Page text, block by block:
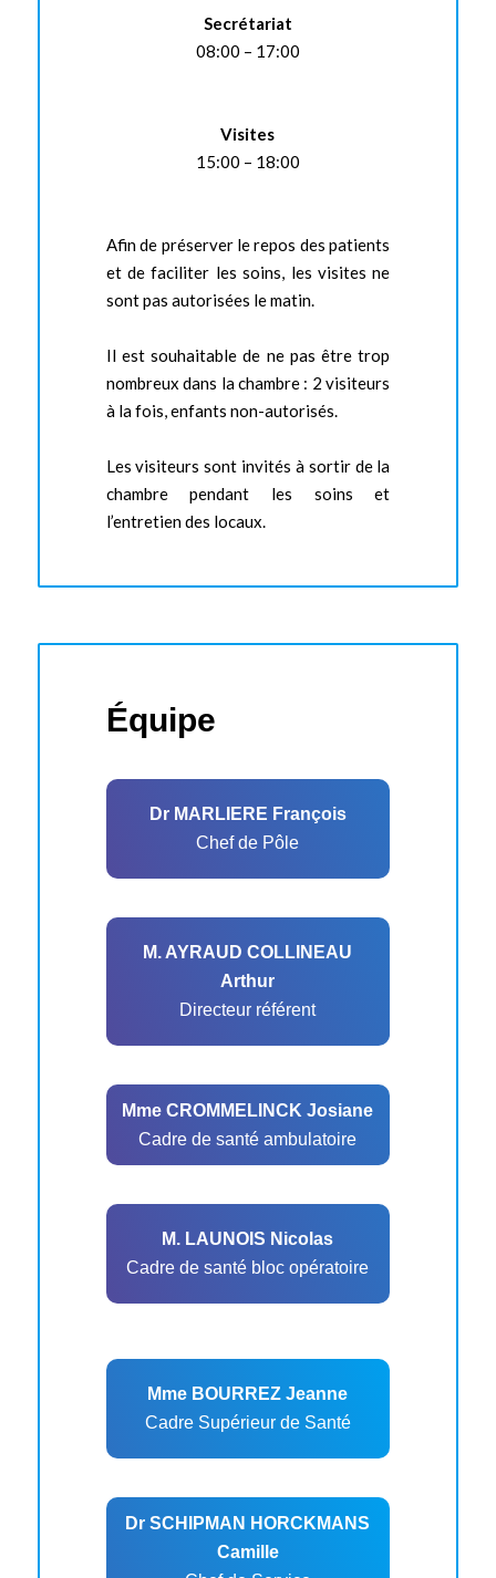
Secrétariat
08:00 – 17:00
Visites
15:00 – 18:00
Afin de préserver le repos des patients
et de faciliter les soins, les visites ne
sont pas autorisées le matin.
Il est souhaitable de ne pas être trop
nombreux dans la chambre : 2 visiteurs
à la fois, enfants non-autorisés.
Les visiteurs sont invités à sortir de la
chambre pendant les soins et
l’entretien des locaux.
Équipe
Dr MARLIERE François
Chef de Pôle
M. AYRAUD COLLINEAU
Arthur
Directeur référent
Mme CROMMELINCK Josiane
Cadre de santé ambulatoire
M. LAUNOIS Nicolas
Cadre de santé bloc opératoire
Mme BOURREZ Jeanne
Cadre Supérieur de Santé
Dr SCHIPMAN HORCKMANS
Camille